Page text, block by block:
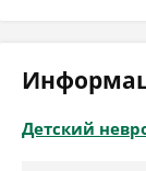
Детский